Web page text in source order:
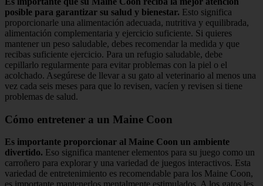
posible para garantizar su salud y bienestar. Esto significa
proporcionarle una alimentación adecuada, nutritiva y equilibrada,
alimentación complementaria y ejercicio suficiente. Si quieres
mantener un peso saludable, debes recomendar la medida y que
recibas suficiente ejercicio. Para un refugio saludable, debe
cepillarlo regularmente para evitar problemas con la piel o el
acolchado. Asegúrese de llevar a su gato al veterinario al menos una
vez cada seis meses para que lo revisen, vacíen y revisen si tiene
problemas de salud.
Cómo entretener a un Maine Coon
Es importante proporcionar al Maine Coon un ambiente
divertido. Eso significa mantener elementos para su juego como un
carroñero para explorar y una variedad de juegos interactivos. Esta
variedad de entretenimiento es recomendable para los Maine Coon,